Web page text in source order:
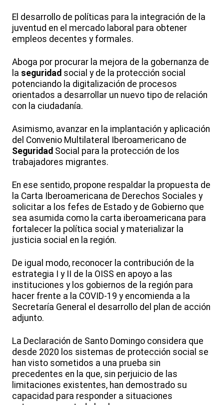
El desarrollo de políticas para la integración de la
juventud en el mercado laboral para obtener
empleos decentes y formales.
Aboga por procurar la mejora de la gobernanza de
la seguridad social y de la protección social
potenciando la digitalización de procesos
orientados a desarrollar un nuevo tipo de relación
con la ciudadanía.
Asimismo, avanzar en la implantación y aplicación
del Convenio Multilateral Iberoamericano de
Seguridad Social para la protección de los
trabajadores migrantes.
En ese sentido, propone respaldar la propuesta de
la Carta Iberoamericana de Derechos Sociales y
solicitar a los fefes de Estado y de Gobierno que
sea asumida como la carta iberoamericana para
fortalecer la política social y materializar la
justicia social en la región.
De igual modo, reconocer la contribución de la
estrategia I y II de la OISS en apoyo a las
instituciones y los gobiernos de la región para
hacer frente a la COVID-19 y encomienda a la
Secretaría General el desarrollo del plan de acción
adjunto.
La Declaración de Santo Domingo considera que
desde 2020 los sistemas de protección social se
han visto sometidos a una prueba sin
precedentes en la que, sin perjuicio de las
limitaciones existentes, han demostrado su
capacidad para responder a situaciones